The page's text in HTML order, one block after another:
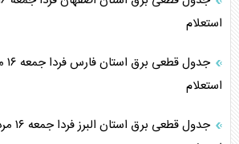
استعلام
استعلام